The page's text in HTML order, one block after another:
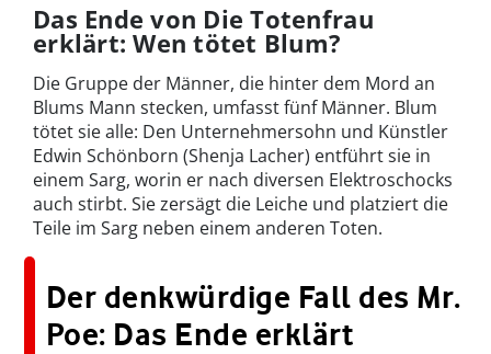
Das Ende von Die Totenfrau
erklärt: Wen tötet Blum?
Die Gruppe der Männer, die hinter dem Mord an
Blums Mann stecken, umfasst fünf Männer. Blum
tötet sie alle: Den Unternehmersohn und Künstler
Edwin Schönborn (Shenja Lacher) entführt sie in
einem Sarg, worin er nach diversen Elektroschocks
auch stirbt. Sie zersägt die Leiche und platziert die
Teile im Sarg neben einem anderen Toten.
Der denkwürdige Fall des Mr.
Poe: Das Ende erklärt